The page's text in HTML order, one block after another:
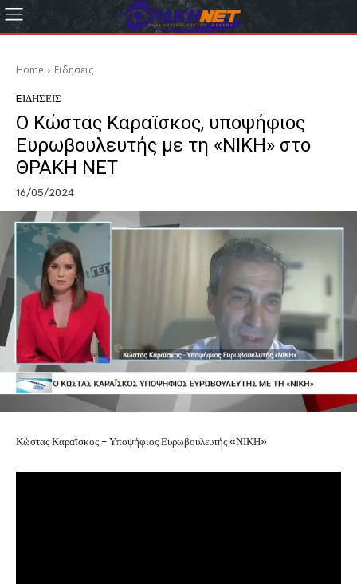
Home Eιδησεις
EΙΔΗΣΕΙΣ
Ο Κώστας Καραϊσκος, υποψήφιος
Ευρωβουλευτής με τη «ΝΙΚΗ» στο
ΘΡΑΚΗ ΝΕΤ
16/05/2024
Κώστας Καραϊσκος – Υποψήφιος Ευρωβουλευτής «ΝΙΚΗ»